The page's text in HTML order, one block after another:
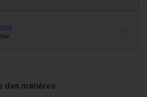
des matières